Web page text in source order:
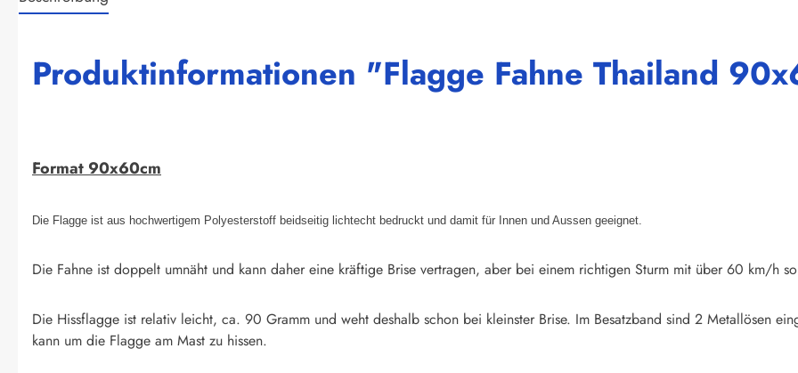
Produktinformationen "Flagge Fahne Thailand
Format 90x60cm
Die Flagge ist aus hochwertigem Polyesterstoff beidseitig lichtecht bedruckt und damit für Innen und Aussen geeignet.
Die Fahne ist doppelt umnäht und kann daher eine kräftige Brise vertragen, aber bei einem richtigen Sturm mit über 60 km/h
Die Hissflagge ist relativ leicht, ca. 90 Gramm und weht deshalb schon bei kleinster Brise. Im Besatzband sind 2 Metallösen
kann um die Flagge am Mast zu hissen.